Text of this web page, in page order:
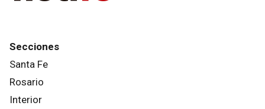
Secciones
Santa Fe
Rosario
Interior